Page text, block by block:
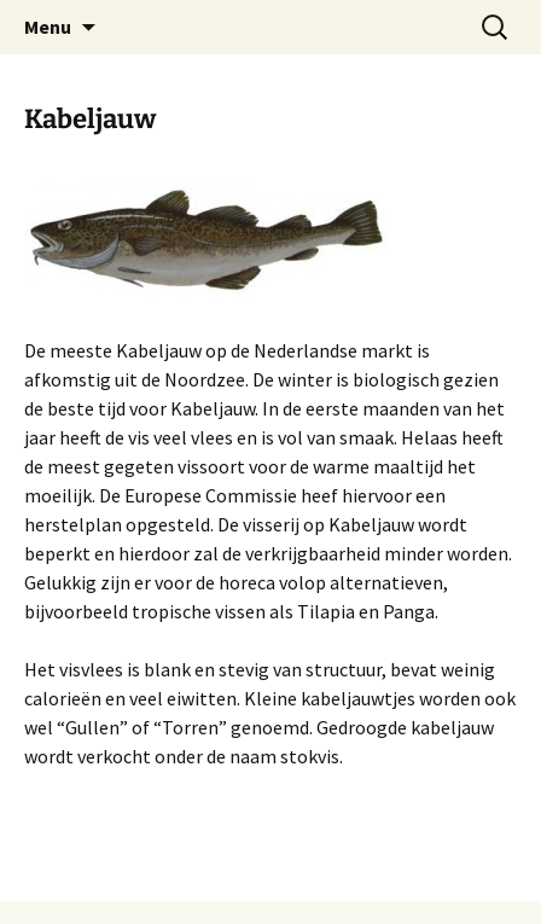
Vishandel Bunschoten in
Huizen
Menu
Zoeken
naar:
Kabeljauw
De meeste Kabeljauw op de Nederlandse markt is
afkomstig uit de Noordzee. De winter is biologisch gezien
de beste tijd voor Kabeljauw. In de eerste maanden van het
jaar heeft de vis veel vlees en is vol van smaak. Helaas heeft
de meest gegeten vissoort voor de warme maaltijd het
moeilijk. De Europese Commissie heef hiervoor een
herstelplan opgesteld. De visserij op Kabeljauw wordt
beperkt en hierdoor zal de verkrijgbaarheid minder worden.
Gelukkig zijn er voor de horeca volop alternatieven,
bijvoorbeeld tropische vissen als Tilapia en Panga.
Het visvlees is blank en stevig van structuur, bevat weinig
calorieën en veel eiwitten. Kleine kabeljauwtjes worden ook
wel “Gullen” of “Torren” genoemd. Gedroogde kabeljauw
wordt verkocht onder de naam stokvis.